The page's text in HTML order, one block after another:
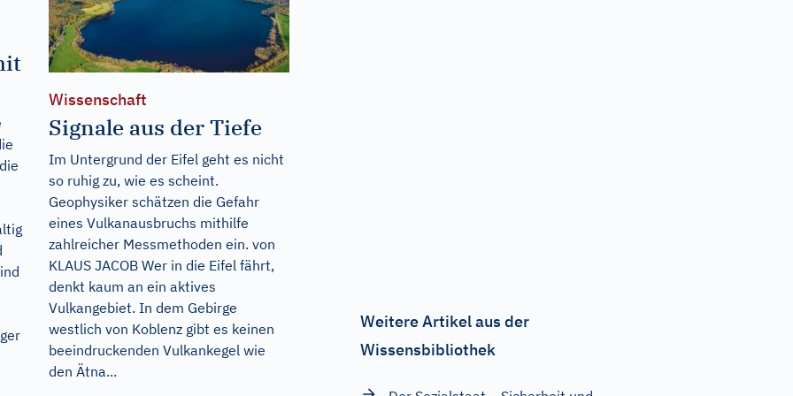
Wissenschaft
Signale aus der Tiefe
Im Untergrund der Eifel geht es nicht
so ruhig zu, wie es scheint.
Geophysiker schätzen die Gefahr
eines Vulkanausbruchs mithilfe
zahlreicher Messmethoden ein. von
KLAUS JACOB Wer in die Eifel fährt,
denkt kaum an ein aktives
Vulkangebiet. In dem Gebirge
westlich von Koblenz gibt es keinen
beeindruckenden Vulkankegel wie
den Ätna...
Weitere Artikel aus der
Wissensbibliothek